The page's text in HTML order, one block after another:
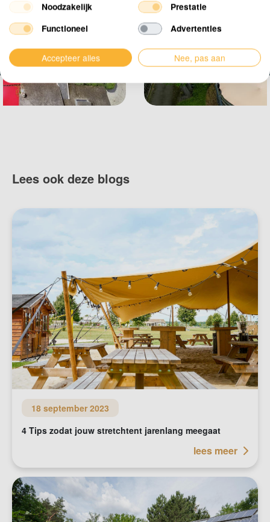
Lees ook deze blogs
18 september 2023
4 Tips zodat jouw stretchtent jarenlang meegaat
lees meer
Noodzakelijk
Prestatie
Functioneel
Advertenties
Accepteer alles Nee, pas aan